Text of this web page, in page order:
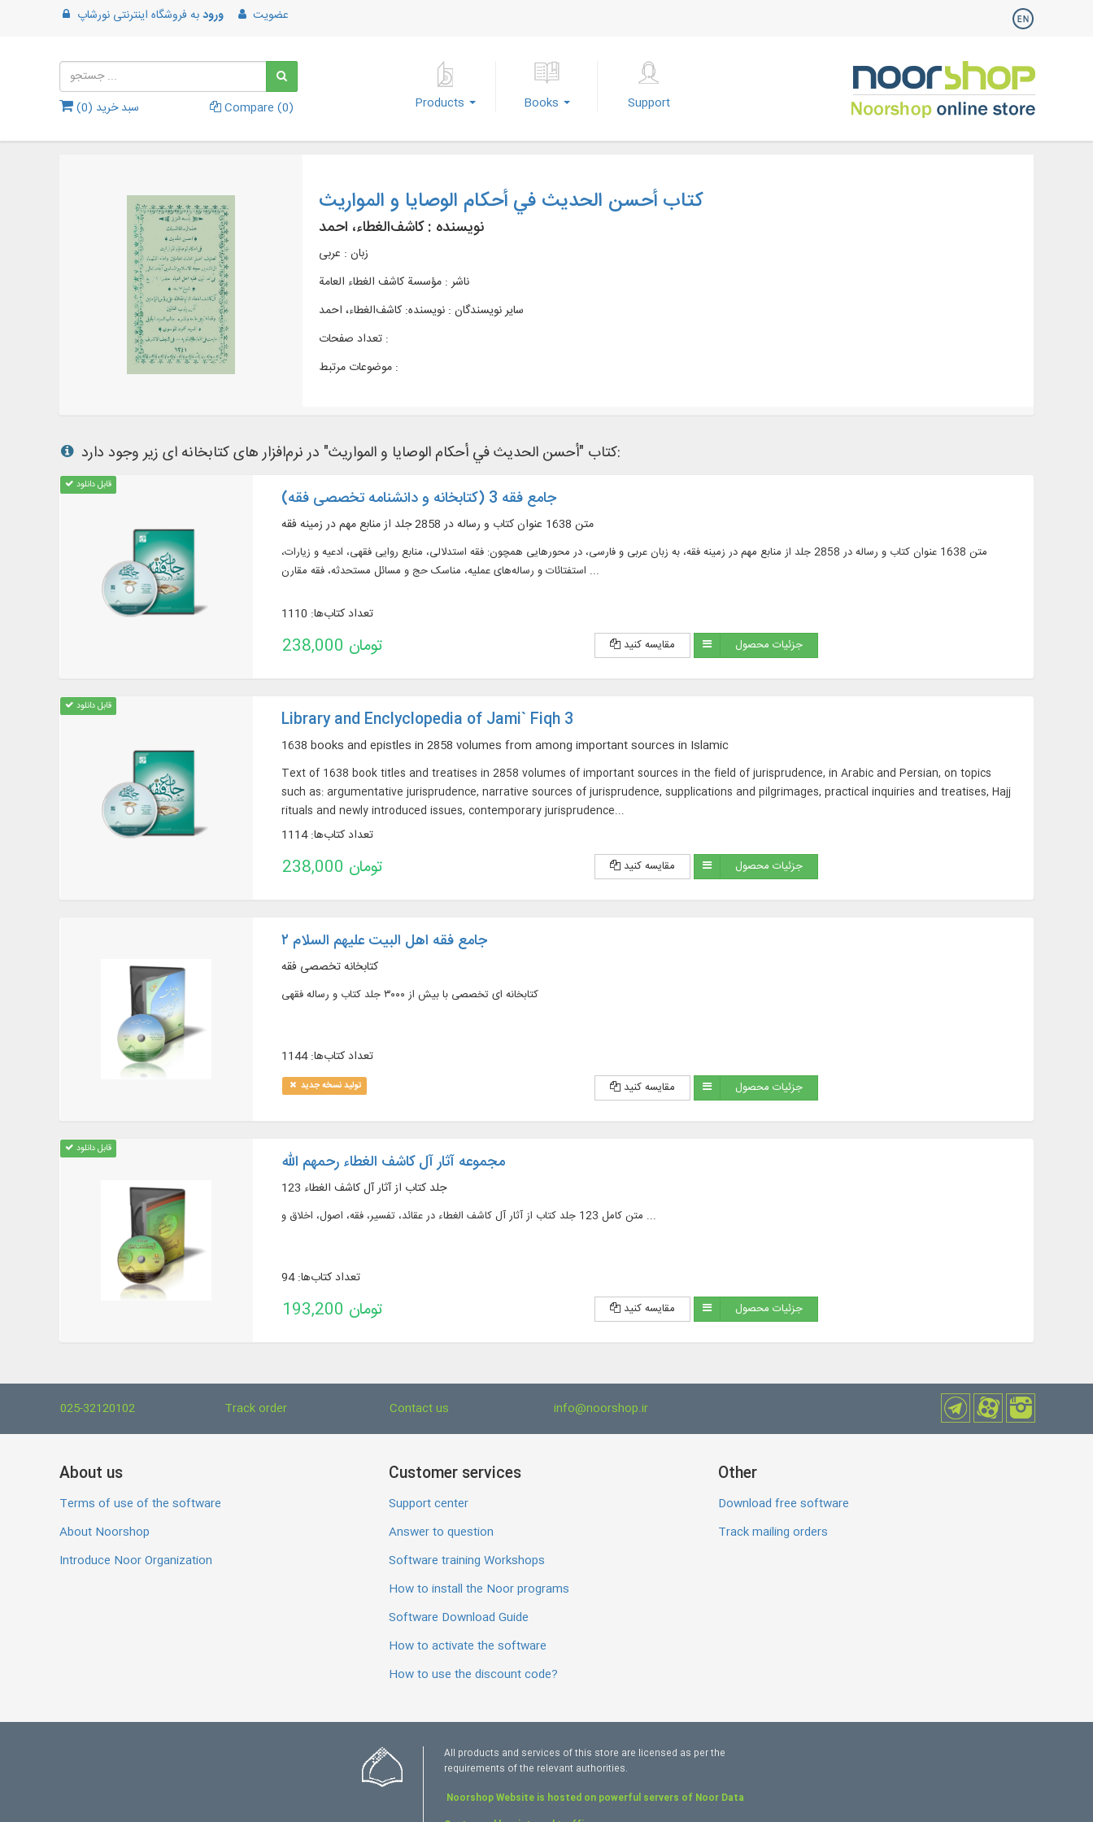
ورودبه فروشگاه اینترنتی نورشاپ عضویت
سبد خرید (0
) Compare (0) Products Books Support
کتاب أحسن الحدیث في أحكام الوصایا و المواریث
نویسنده :کاشف‌الغطاء، احمد
زبان : عربی
ناشر : مؤسسة کاشف الغطاء العامة
سایر نویسندگان : نویسنده: کاشف‌الغطاء، احمد
تعداد صفحات :
موضوعات مرتبط :
کتاب "أحسن الحدیث في أحكام الوصایا و المواریث" در نرم‌افزار های کتابخانه ای زیر وجود دارد:
قابل دانلود
جامع فقه 3 (کتابخانه و دانشنامه تخصصی فقه)
متن 1638 عنوان کتاب و رساله در 2858 جلد از منابع مهم در زمينه فقه
متن 1638 عنوان کتاب و رساله در 2858 جلد از منابع مهم در زمينه فقه، به زبان عربی و فارسی، در محورهایی همچون: فقه استدلالی، منابع روایی فقهی، ادعیه و زیارات،
استفتائات و رساله‌های عملیه، مناسک حج و مسائل مستحدثه، فقه مقارن ...
تعداد کتاب‌ها: 1110
238,000 تومان مقایسه کنید جزئیات محصول
قابل دانلود
Library and Enclyclopedia of Jami` Fiqh 3
1638 books and epistles in 2858 volumes from among important sources in Islamic
Text of 1638 book titles and treatises in 2858 volumes of important sources in the field of jurisprudence, in Arabic and Persian, on topics
such as: argumentative jurisprudence, narrative sources of jurisprudence, supplications and pilgrimages, practical inquiries and treatises, Hajj
rituals and newly introduced issues, contemporary jurisprudence...
تعداد کتاب‌ها: 1114
238,000 تومان مقایسه کنید جزئیات محصول
جامع فقه اهل البیت علیهم السلام ۲
کتابخانه تخصصی فقه
کتابخانه ای تخصصی با بیش از ۳۰۰۰ جلد کتاب و رساله فقهی
تعداد کتاب‌ها: 1144
تولید نسخه جدید مقایسه کنید جزئیات محصول
قابل دانلود
مجموعه آثار آل کاشف الغطاء رحمهم الله
123 جلد کتاب از آثار آل کاشف الغطاء
متن کامل 123 جلد کتاب از آثار آل کاشف الغطاء در عقائد، تفسیر، فقه، اصول، اخلاق و ...
تعداد کتاب‌ها: 94
193,200 تومان مقایسه کنید جزئیات محصول
025-32120102 Track order Contact us info@noorshop.ir
About us
Terms of use of the software
About Noorshop
Introduce Noor Organization
Customer services
Support center
Answer to question
Software training Workshops
How to install the Noor programs
Software Download Guide
How to activate the software
How to use the discount code?
Other
Download free software
Track mailing orders
All products and services of this store are licensed as per the
requirements of the relevant authorities.
Noorshop Website is hosted on powerful servers of Noor Data